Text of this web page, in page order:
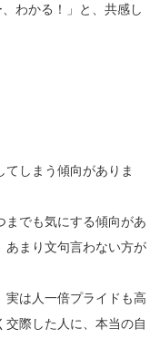
わかる！」と、共感し
しまう傾向がありま
までも気にする傾向があ
あまり文句言わない方が
実は人一倍プライドも高
交際した人に、本当の自